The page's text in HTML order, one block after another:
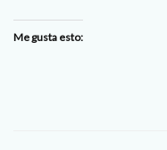
Me gusta esto: